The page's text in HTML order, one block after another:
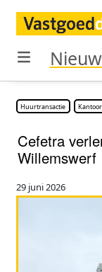
Huurtransactie
Cefetra
Willemswerf
29 juni 2026